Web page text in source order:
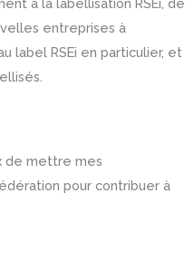
à la labellisation RSEi, de
entreprises à
label RSEi en particulier, et
de mettre mes
pour contribuer à